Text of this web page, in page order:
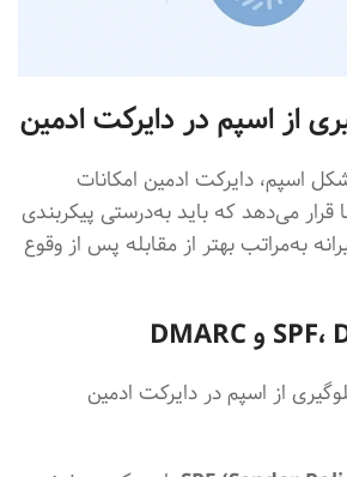
از اسپم در دایرکت ادمین
اسپم، دایرکت ادمین امکانات
قرار می‌دهد که باید به‌درستی پیکربندی
به‌مراتب بهتر از مقابله پس از وقوع
از اسپم در دایرکت ادمین